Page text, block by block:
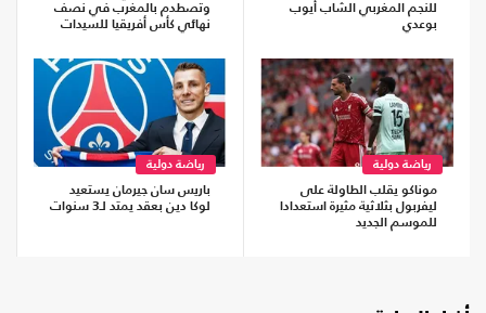
للنجم المغربي الشاب أيوب
بوعدي
وتصطدم بالمغرب في نصف
نهائي كأس أفريقيا للسيدات
رياضة دولية
موناكو يقلب الطاولة على
ليفربول بثلاثية مثيرة استعدادا
للموسم الجديد
رياضة دولية
باريس سان جيرمان يستعيد
لوكا دين بعقد يمتد لـ3 سنوات